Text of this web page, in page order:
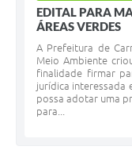
EDITAL PARA
ÁREAS VERDES
A Prefeitura de
Meio Ambiente
finalidade firmar
jurídica interessada
possa adotar uma
para...